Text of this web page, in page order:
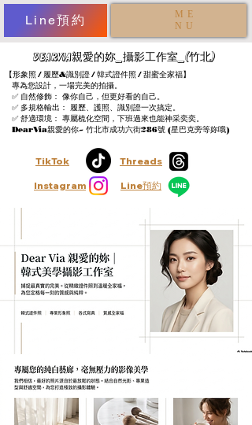
ME
NU
Line預約
DearVia親愛的妳_攝影工作室_(竹北)
【形象照 / 履歷&識別證 / 韓式證件照 / 甜蜜全家福】
專為您設計，一場完美的拍攝。
✅ 自然修飾： 像你自己，但更好看的自己。
✅ 多規格輸出： 履歷、護照、識別證一次搞定。
✅ 舒適環境： 專屬梳化空間，下班過來也能神采奕奕。
DearVia親愛的你~ 竹北市成功六街286號 (星巴克旁等妳哦)
TikTok Threads
Instagram Line預約